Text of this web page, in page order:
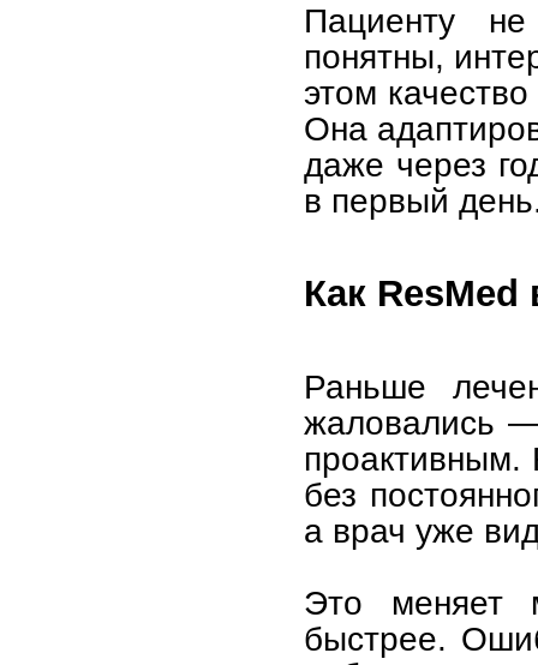
Пациенту
понятны,
этом
Она
даже через
в первый
Как
Раньше
жаловались —
без
а врач уже
Это меняет
быстрее.